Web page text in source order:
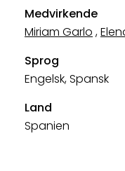
Medvirkende
Miriam Garlo ,
Sprog
Engelsk, Spansk
Land
Spanien